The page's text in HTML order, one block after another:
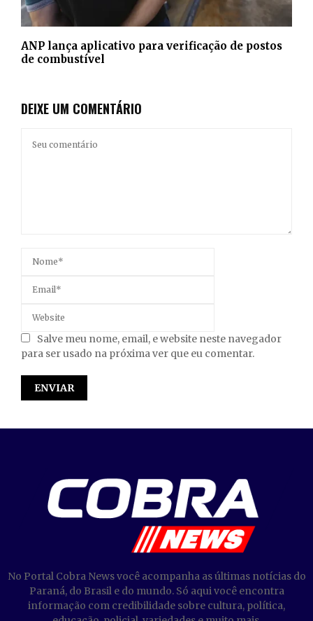
ANP lança aplicativo para verificação de postos
de combustível
DEIXE UM COMENTÁRIO
Salve meu nome, email, e website neste navegador
para ser usado na próxima ver que eu comentar.
No Portal Cobra News você acompanha as últimas notícias do
Paraná, do Brasil e do mundo. Só aqui você encontra
informação com credibilidade sobre cultura, política,